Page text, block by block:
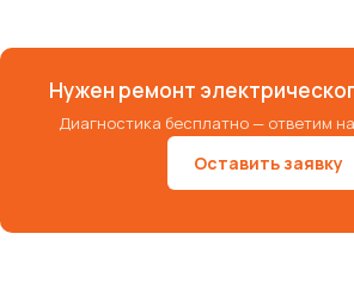
Нужен ремонт
Диагностика бесплатно — ответим
Оставить заявку